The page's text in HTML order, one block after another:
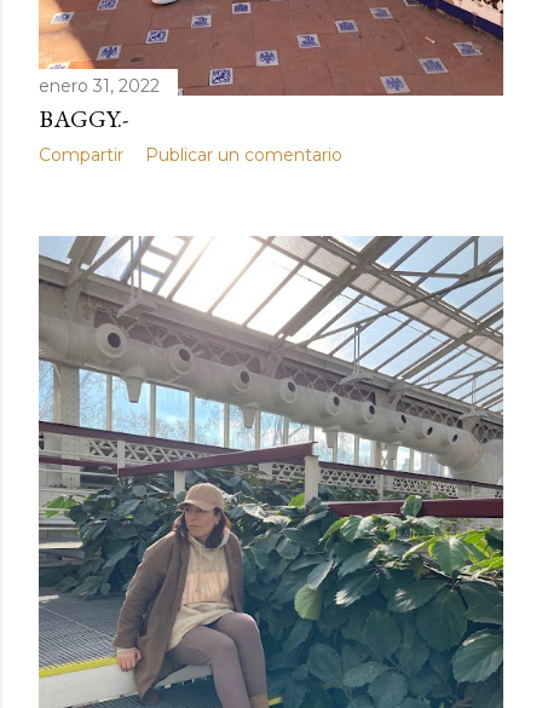
enero 31, 2022
BAGGY.-
Compartir Publicar un comentario